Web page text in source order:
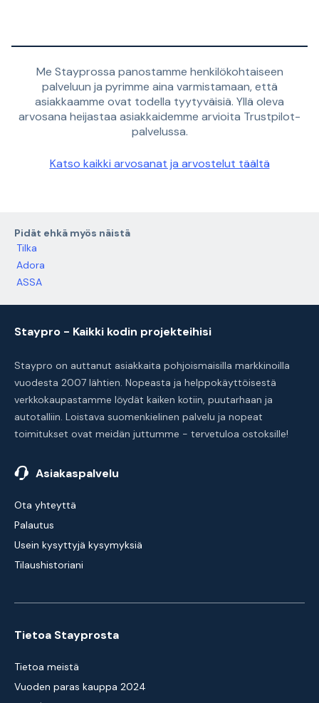
Me Stayprossa panostamme henkilökohtaiseen
palveluun ja pyrimme aina varmistamaan, että
asiakkaamme ovat todella tyytyväisiä. Yllä oleva
arvosana heijastaa asiakkaidemme arvioita Trustpilot-
palvelussa.
Katso kaikki arvosanat ja arvostelut täältä
Pidät ehkä myös näistä
Tilka
Adora
ASSA
Staypro - Kaikki kodin projekteihisi
Staypro on auttanut asiakkaita pohjoismaisilla markkinoilla
vuodesta 2007 lähtien. Nopeasta ja helppokäyttöisestä
verkkokaupastamme löydät kaiken kotiin, puutarhaan ja
autotalliin. Loistava suomenkielinen palvelu ja nopeat
toimitukset ovat meidän juttumme - tervetuloa ostoksille!
Asiakaspalvelu
Ota yhteyttä
Palautus
Usein kysyttyjä kysymyksiä
Tilaushistoriani
Tietoa Stayprosta
Tietoa meistä
Vuoden paras kauppa 2024